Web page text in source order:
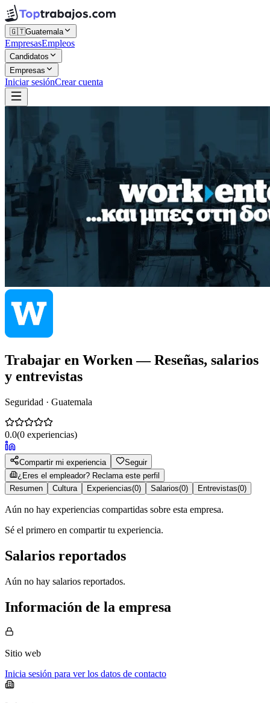
🇬🇹Guatemala
EmpresasEmpleos
Candidatos
Empresas
Iniciar sesiónCrear cuenta
Trabajar en Worken — Reseñas, salarios
y entrevistas
Seguridad · Guatemala
0.0(0 experiencias)
Compartir mi experiencia
Seguir
¿Eres el empleador? Reclama este perfil
Resumen
Cultura Experiencias(0) Salarios(0) Entrevistas(0)
Aún no hay experiencias compartidas sobre esta empresa.
Sé el primero en compartir tu experiencia.
Salarios reportados
Aún no hay salarios reportados.
Información de la empresa
Sitio web
Inicia sesión para ver los datos de contacto